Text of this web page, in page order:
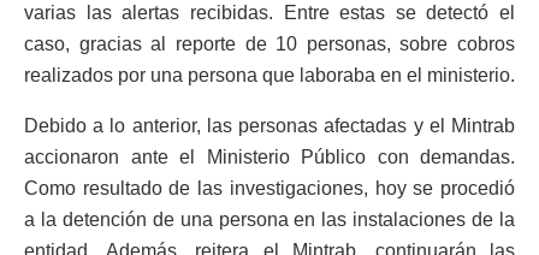
varias las alertas recibidas. Entre estas se detectó el
caso, gracias al reporte de 10 personas, sobre cobros
realizados por una persona que laboraba en el ministerio.
Debido a lo anterior, las personas afectadas y el Mintrab
accionaron ante el Ministerio Público con demandas.
Como resultado de las investigaciones, hoy se procedió
a la detención de una persona en las instalaciones de la
entidad. Además, reitera el Mintrab, continuarán las